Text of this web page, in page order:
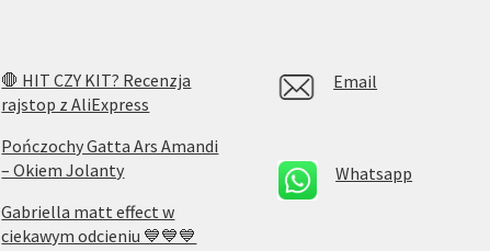
🛑 HIT CZY KIT? Recenzja
rajstop z AliExpress
Pończochy Gatta Ars Amandi
– Okiem Jolanty
Gabriella matt effect w
ciekawym odcieniu 💙💙💙
Email
Whatsapp